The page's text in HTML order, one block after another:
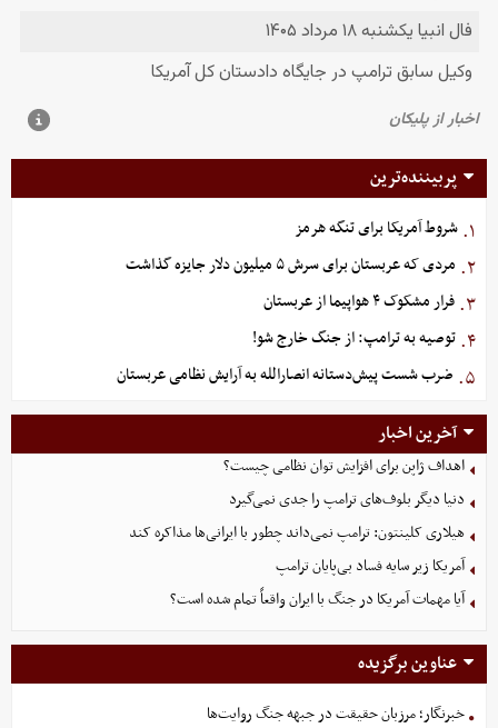
پربیننده‌ترین
۱. شروط آمریکا برای تنگه هرمز
۲. مردی که عربستان برای سرش ۵ میلیون دلار جایزه گذاشت
۳. فرار مشکوک ۴ هواپیما از عربستان
۴. توصیه به ترامپ: از جنگ خارج شو!
۵. ضرب شست پیش‌دستانه انصارالله به آرایش نظامی عربستان
آخرین اخبار
اهداف ژاپن برای افزایش توان نظامی چیست؟
دنیا دیگر بلوف‌های ترامپ را جدی نمی‌گیرد
هیلاری کلینتون: ترامپ نمی‌داند چطور با ایرانی‌ها مذاکره کند
آمریکا زیر سایه فساد بی‌پایان ترامپ
آیا مهمات آمریکا در جنگ با ایران واقعاً تمام شده است؟
عناوین برگزیده
خبرنگار؛ مرزبان حقیقت در جبهه جنگ روایت‌ها